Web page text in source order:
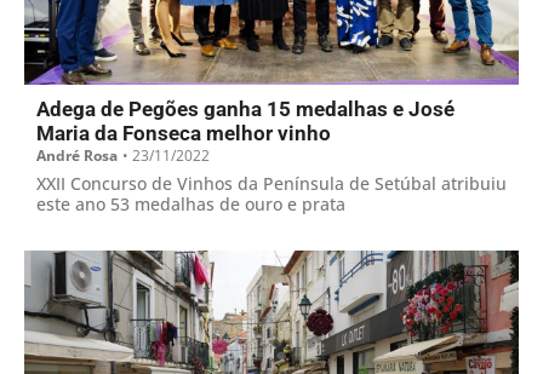
Adega de Pegões ganha 15 medalhas e José
Maria da Fonseca melhor vinho
André Rosa • 23/11/2022
XXII Concurso de Vinhos da Península de Setúbal atribuiu
este ano 53 medalhas de ouro e prata